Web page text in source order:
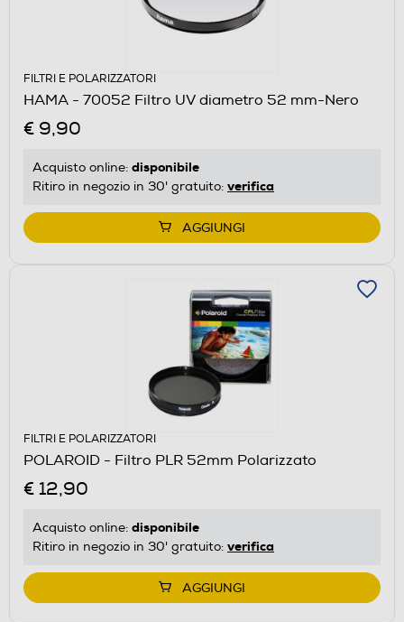
FILTRI E POLARIZZATORI
HAMA - 70052 Filtro UV diametro 52 mm-Nero
€ 9,90
Acquisto online: disponibile
Ritiro in negozio in 30' gratuito: verifica
AGGIUNGI
FILTRI E POLARIZZATORI
POLAROID - Filtro PLR 52mm Polarizzato
€ 12,90
Acquisto online: disponibile
Ritiro in negozio in 30' gratuito: verifica
AGGIUNGI